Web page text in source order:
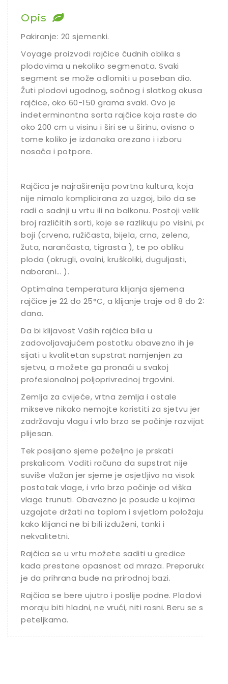
Chili
Opis
Pakiranje: 20 sjemenki.
Voyage proizvodi rajčice čudnih oblika s
plodovima u nekoliko segmenata. Svaki
segment se može odlomiti u poseban dio.
Žuti plodovi ugodnog, sočnog i slatkog okusa
rajčice, oko 60-150 grama svaki. Ovo je
indeterminantna sorta rajčice koja raste do
oko 200 cm u visinu i širi se u širinu, ovisno o
tome koliko je izdanaka orezano i izboru
nosača i potpore.
Rajčica je najraširenija povrtna kultura, koja
nije nimalo komplicirana za uzgoj, bilo da se
radi o sadnji u vrtu ili na balkonu. Postoji velik
broj različitih sorti, koje se razlikuju po visini, po
boji (crvena, ružičasta, bijela, crna, zelena,
žuta, narančasta, tigrasta ), te po obliku
ploda (okrugli, ovalni, kruškoliki, duguljasti,
naborani… ).
Optimalna temperatura klijanja sjemena
rajčice je 22 do 25°C, a klijanje traje od 8 do 23
dana.
Da bi klijavost Vaših rajčica bila u
zadovoljavajućem postotku obavezno ih je
sijati u kvalitetan supstrat namjenjen za
sjetvu, a možete ga pronaći u svakoj
profesionalnoj poljoprivrednoj trgovini.
Zemlja za cvijeće, vrtna zemlja i ostale
mikseve nikako nemojte koristiti za sjetvu jer
zadržavaju vlagu i vrlo brzo se počinje razvijati
plijesan.
Tek posijano sjeme poželjno je prskati
prskalicom. Voditi računa da supstrat nije
suviše vlažan jer sjeme je osjetljivo na visok
postotak vlage, i vrlo brzo počinje od viška
vlage trunuti. Obavezno je posude u kojima
uzgajate držati na toplom i svjetlom položaju
kako klijanci ne bi bili izduženi, tanki i
nekvalitetni.
Rajčica se u vrtu možete saditi u gredice
kada prestane opasnost od mraza. Preporuka
je da prihrana bude na prirodnoj bazi.
Rajčica se bere ujutro i poslije podne. Plodovi
moraju biti hladni, ne vrući, niti rosni. Beru se s
peteljkama.